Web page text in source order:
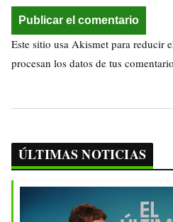
Este sitio usa Akismet para reducir
procesan los datos de tus
ÚLTIMAS NOTICIAS